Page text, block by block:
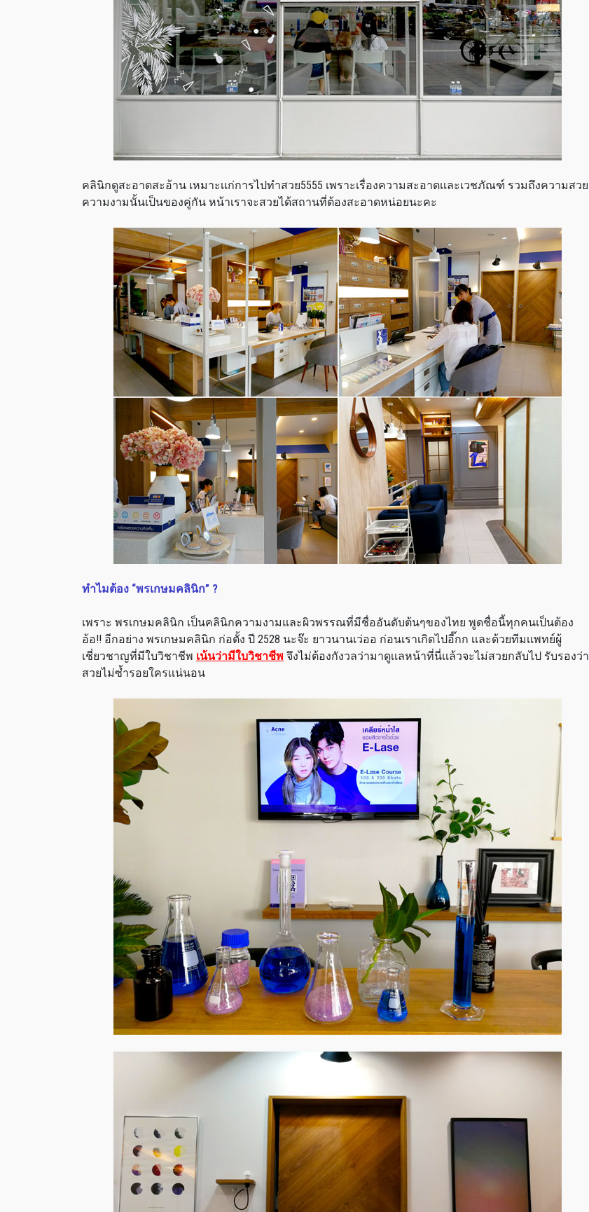
คลินิกดูสะอาดสะอ้าน เหมาะเเก่การไปทำสวย5555 เพราะเรื่องความสะอาดเเละเวชภัณฑ์ รวมถึงความสวย
ความงามนั้นเป็นของคู่กัน หน้าเราจะสวยได้สถานที่ต้องสะอาดหน่อยนะคะ
ทำไมต้อง “พรเกษมคลินิก” ?
เพราะ พรเกษมคลินิก เป็นคลินิกความงามและผิวพรรณที่มีชื่ออันดับต้นๆของไทย พูดชื่อนี้ทุกคนเป็นต้อง
อ้อ!! อีกอย่าง พรเกษมคลินิก ก่อตั้ง ปี 2528 นะจ๊ะ ยาวนานเว่ออ ก่อนเราเกิดไปอี๊กก เเละด้วยทีมเเพทย์ผู้
เชี่ยวชาญที่มีใบวิชาชีพ เน้นว่ามีใบวิชาชีพ จึงไม่ต้องกังวลว่ามาดูเเลหน้าที่นี่เเล้วจะไม่สวยกลับไป รับรองว่า
สวยไม่ซ้ำรอยใครเเน่นอน